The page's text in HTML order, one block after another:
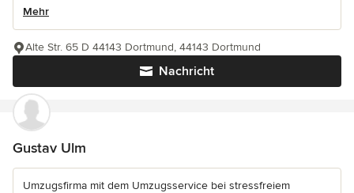
Mehr
Nachricht
Alte Str. 65 D 44143 Dortmund, 44143 Dortmund
Gustav Ulm
Umzugsfirma mit dem Umzugsservice bei stressfreiem